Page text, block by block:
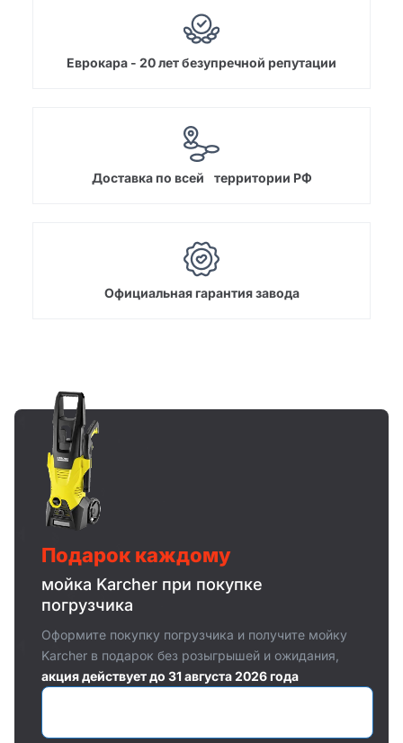
Еврокара - 20 лет безупречной репутации
Доставка по всей территории РФ
Официальная гарантия завода
Подарок каждому
мойка Karcher при покупке
погрузчика
Оформите покупку погрузчика и получите мойку
Karcher в подарок без розыгрышей и ожидания,
акция действует до 31 августа 2026 года